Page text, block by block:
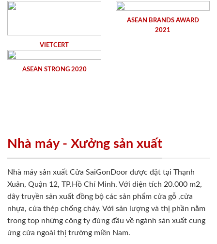
VIETCERT
ASEAN BRANDS AWARD
2021
ASEAN STRONG 2020
Nhà máy - Xưởng sản xuất
Nhà máy sản xuất Cửa SaiGonDoor được đặt tại Thạnh
Xuân, Quận 12, TP.Hồ Chí Minh. Với diện tích 20.000 m2,
dây truyền sản xuất đồng bộ các sản phẩm cửa gỗ ,cửa
nhựa, cửa thép chống cháy. Với sản lượng và thị phần nằm
trong top những công ty đứng đầu về ngành sản xuất cung
ứng cửa ngoài thị trường miền Nam.